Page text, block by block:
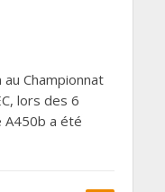
Championnat
lors des 6
A450b a été